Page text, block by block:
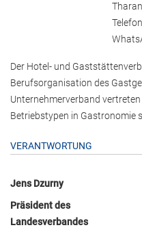
Der Hotel- und
Berufsorganisation des
Unternehmerverband
Betriebstypen in Gastronomie
VERANTWORTUNG
Jens Dzurny
Präsident des
Landesverbandes